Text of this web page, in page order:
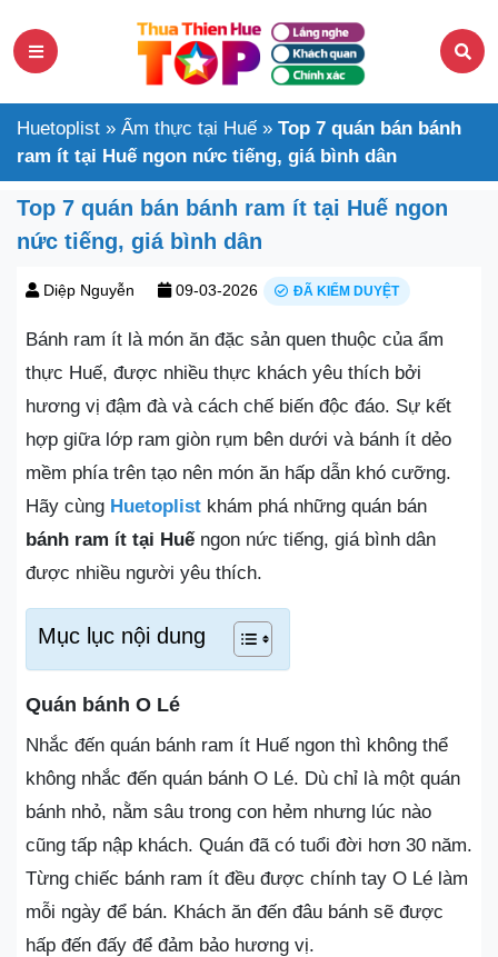
Huetoplist » Ẩm thực tại Huế » Top 7 quán bán bánh
ram ít tại Huế ngon nức tiếng, giá bình dân
Top 7 quán bán bánh ram ít tại Huế ngon
nức tiếng, giá bình dân
Diệp Nguyễn 09-03-2026 ĐÃ KIỂM DUYỆT
Bánh ram ít là món ăn đặc sản quen thuộc của ẩm
thực Huế, được nhiều thực khách yêu thích bởi
hương vị đậm đà và cách chế biến độc đáo. Sự kết
hợp giữa lớp ram giòn rụm bên dưới và bánh ít dẻo
mềm phía trên tạo nên món ăn hấp dẫn khó cưỡng.
Hãy cùng Huetoplist khám phá những quán bán
bánh ram ít tại Huếngon nức tiếng, giá bình dân
được nhiều người yêu thích.
Mục lục nội dung
Quán bánh O Lé
Nhắc đến quán bánh ram ít Huế ngon thì không thể
không nhắc đến quán bánh O Lé. Dù chỉ là một quán
bánh nhỏ, nằm sâu trong con hẻm nhưng lúc nào
cũng tấp nập khách. Quán đã có tuổi đời hơn 30 năm.
Từng chiếc bánh ram ít đều được chính tay O Lé làm
mỗi ngày để bán. Khách ăn đến đâu bánh sẽ được
hấp đến đấy để đảm bảo hương vị.